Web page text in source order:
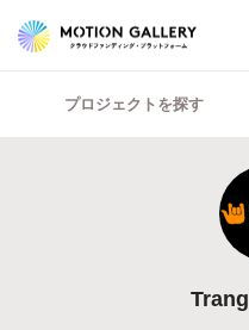
プロジェクトを探す